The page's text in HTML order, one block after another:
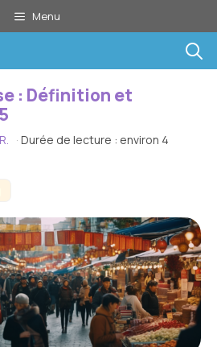
Menu
: Définition et
· Durée de lecture : environ 4